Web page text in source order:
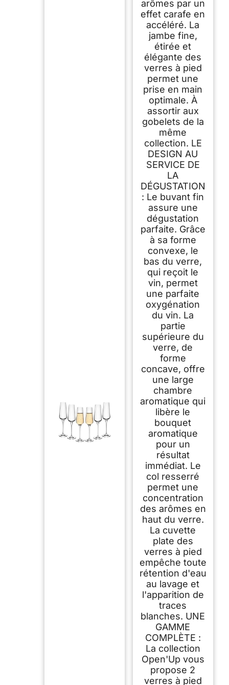
arômes par un
effet carafe en
accéléré. La
jambe fine,
étirée et
élégante des
verres à pied
permet une
prise en main
optimale. À
assortir aux
gobelets de la
même
collection. LE
DESIGN AU
SERVICE DE
LA
DÉGUSTATION
: Le buvant fin
assure une
dégustation
parfaite. Grâce
à sa forme
convexe, le
bas du verre,
qui reçoit le
vin, permet
une parfaite
oxygénation
du vin. La
partie
supérieure du
verre, de
forme
concave, offre
une large
chambre
aromatique qui
libère le
bouquet
aromatique
pour un
résultat
immédiat. Le
col resserré
permet une
concentration
des arômes en
haut du verre.
La cuvette
plate des
verres à pied
empêche toute
rétention d'eau
au lavage et
l'apparition de
traces
blanches. UNE
GAMME
COMPLÈTE :
La collection
Open'Up vous
propose 2
verres à pied